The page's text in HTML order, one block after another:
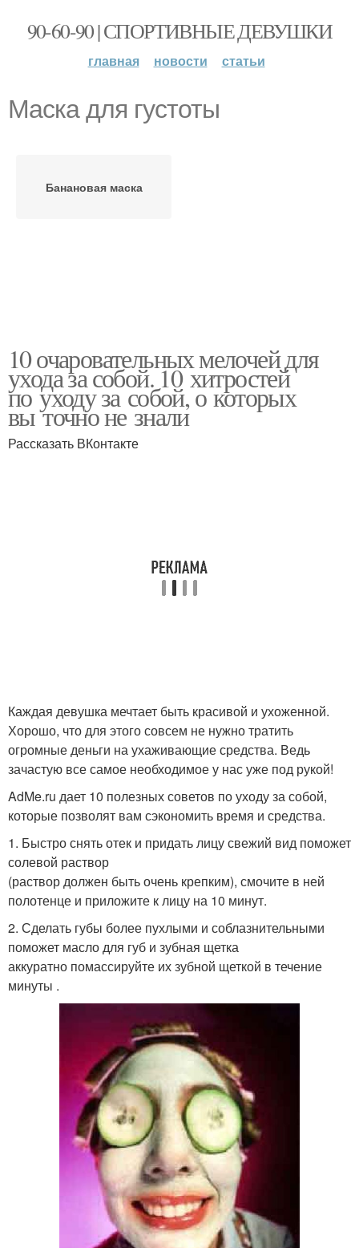
90-60-90 | СПОРТИВНЫЕ ДЕВУШКИ
главная новости статьи
Маска для густоты
Банановая маска
10 очаровательных мелочей для
ухода за собой. 10 хитростей
по уходу за собой, о которых
вы точно не знали
Рассказать ВКонтакте
Каждая девушка мечтает быть красивой и ухоженной.
Хорошо, что для этого совсем не нужно тратить
огромные деньги на ухаживающие средства. Ведь
зачастую все самое необходимое у нас уже под рукой!
AdMe.ru дает 10 полезных советов по уходу за собой,
которые позволят вам сэкономить время и средства.
1. Быстро снять отек и придать лицу свежий вид поможет
солевой раствор
(раствор должен быть очень крепким), смочите в ней
полотенце и приложите к лицу на 10 минут.
2. Сделать губы более пухлыми и соблазнительными
поможет масло для губ и зубная щетка
аккуратно помассируйте их зубной щеткой в течение
минуты .